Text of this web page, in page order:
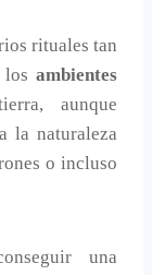
rituales tan
losambientes
aunque
la naturaleza
o incluso
una